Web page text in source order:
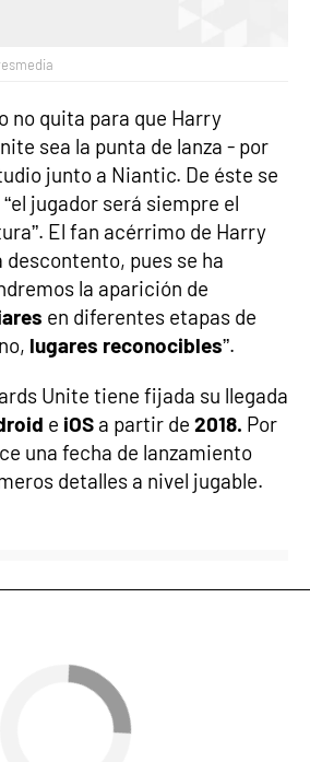
no quita para que Harry
sea la punta de lanza - por
junto a Niantic. De éste se
jugador será siempre el
El fan acérrimo de Harry
pues se ha
la aparición de
en diferentes etapas de
lugares reconocibles”.
Unite tiene fijada su llegada
e iOS a partir de 2018. Por
una fecha de lanzamiento
detalles a nivel jugable.